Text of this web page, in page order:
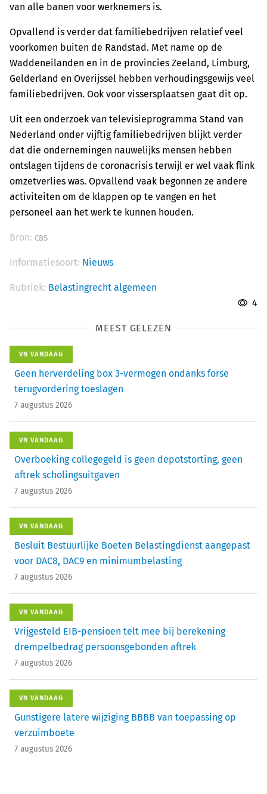
van alle banen voor werknemers is.
Opvallend is verder dat familiebedrijven relatief veel
voorkomen buiten de Randstad. Met name op de
Waddeneilanden en in de provincies Zeeland, Limburg,
Gelderland en Overijssel hebben verhoudingsgewijs veel
familiebedrijven. Ook voor vissersplaatsen gaat dit op.
Uit een onderzoek van televisieprogramma Stand van
Nederland onder vijftig familiebedrijven blijkt verder
dat die ondernemingen nauwelijks mensen hebben
ontslagen tijdens de coronacrisis terwijl er wel vaak flink
omzetverlies was. Opvallend vaak begonnen ze andere
activiteiten om de klappen op te vangen en het
personeel aan het werk te kunnen houden.
Bron: CBS
Informatiesoort: Nieuws
Rubriek: Belastingrecht algemeen
4
MEEST GELEZEN
VN VANDAAG
Geen herverdeling box 3-vermogen ondanks forse
terugvordering toeslagen
7 augustus 2026
VN VANDAAG
Overboeking collegegeld is geen depotstorting, geen
aftrek scholingsuitgaven
7 augustus 2026
VN VANDAAG
Besluit Bestuurlijke Boeten Belastingdienst aangepast
voor DAC8, DAC9 en minimumbelasting
7 augustus 2026
VN VANDAAG
Vrijgesteld EIB-pensioen telt mee bij berekening
drempelbedrag persoonsgebonden aftrek
7 augustus 2026
VN VANDAAG
Gunstigere latere wijziging BBBB van toepassing op
verzuimboete
7 augustus 2026